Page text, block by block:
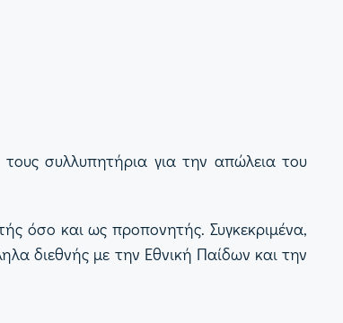
συλλυπητήρια για την απώλεια του
όσο και ως προπονητής. Συγκεκριμένα,
διεθνής με την Εθνική Παίδων και την